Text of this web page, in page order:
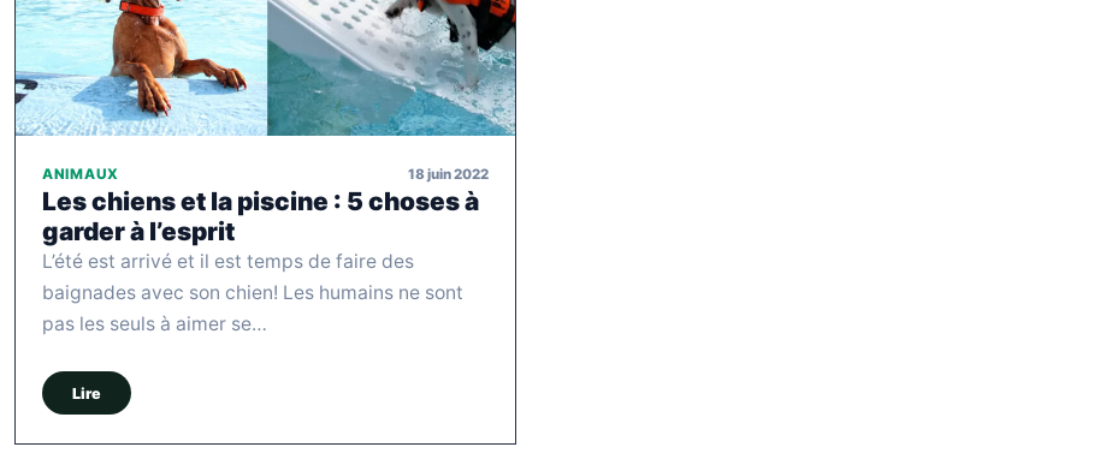
ANIMAUX 18 juin 2022
Les chiens et la piscine : 5 choses à
garder à l’esprit
L’été est arrivé et il est temps de faire des
baignades avec son chien! Les humains ne sont
pas les seuls à aimer se…
Lire